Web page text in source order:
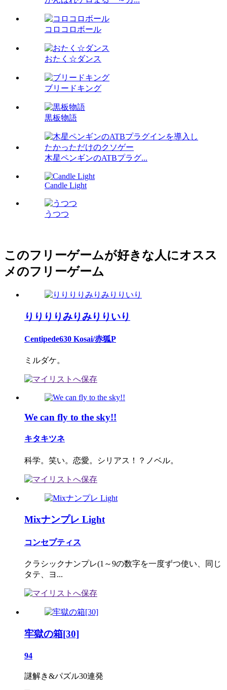
コロコロボール
おたく☆ダンス
ブリードキング
黒板物語
木星ペンギンのATBプラグ...
Candle Light
うつつ
このフリーゲームが好きな人にオスス
メのフリーゲーム
りりりりみりみりりいり
Centipede630 Kosai/赤狐P
ミルダケ。
We can fly to the sky!!
キタキツネ
科学。笑い。恋愛。シリアス！？ノベル。
Mixナンプレ Light
コンセプティス
クラシックナンプレ(1～9の数字を一度ずつ使い、同じ
タテ、ヨ...
牢獄の箱[30]
94
謎解き&パズル30連発